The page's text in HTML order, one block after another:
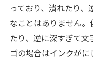
っており、潰れたり、
なことはありません
たり、逆に深すぎて
ゴの場合はインクが